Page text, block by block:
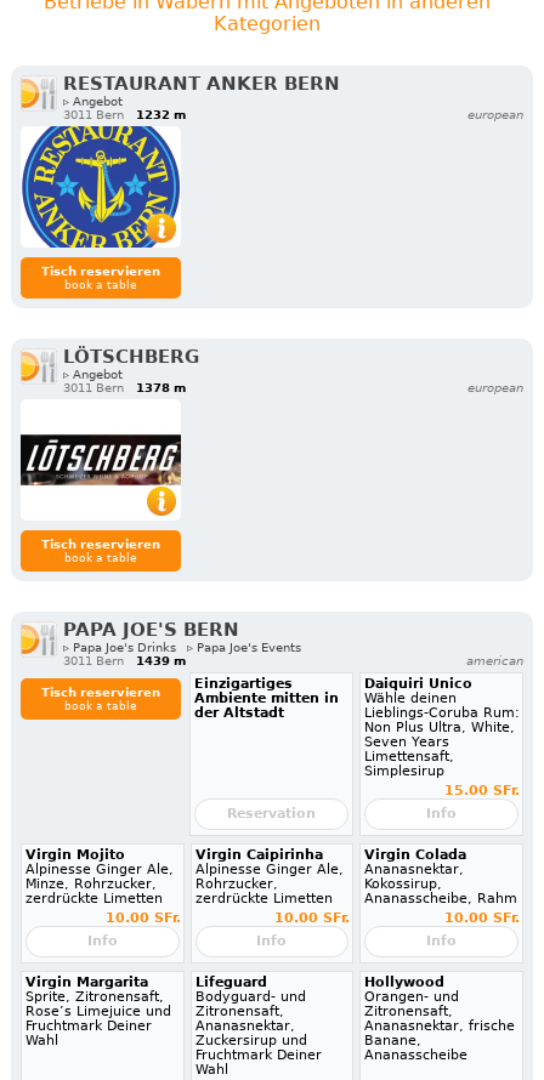
Kategorien
RESTAURANT ANKER BERN
▹ Angebot
3011 Bern
1232 m european
Tisch reservieren
book a table
LÖTSCHBERG
▹ Angebot
3011 Bern
1378 m european
Tisch reservieren
book a table
PAPA JOE'S BERN
▹ Papa Joe's Drinks
▹ Papa Joe's Events
3011 Bern
1439 m american
Tisch reservieren
book a table
Einzigartiges
Ambiente mitten in
der Altstadt
Reservation
Daiquiri Unico
Wähle deinen
Lieblings-Coruba Rum:
Non Plus Ultra, White,
Seven Years
Limettensaft,
Simplesirup
15.00 SFr.
Info
Virgin Mojito
Alpinesse Ginger Ale,
Minze, Rohrzucker,
zerdrückte Limetten
10.00 SFr.
Info
Virgin Caipirinha
Alpinesse Ginger Ale,
Rohrzucker,
zerdrückte Limetten
10.00 SFr.
Info
Virgin Colada
Ananasnektar,
Kokossirup,
Ananasscheibe, Rahm
10.00 SFr.
Info
Virgin Margarita
Sprite, Zitronensaft,
Rose’s Limejuice und
Fruchtmark Deiner
Wahl
Lifeguard
Bodyguard- und
Zitronensaft,
Ananasnektar,
Zuckersirup und
Fruchtmark Deiner
Wahl
Hollywood
Orangen- und
Zitronensaft,
Ananasnektar, frische
Banane,
Ananasscheibe